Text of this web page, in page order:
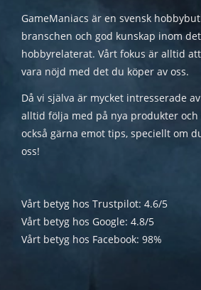
GameManiacs är en svensk
branschen och god kunskap inom
hobbyrelaterat. Vårt fokus är alltid
vara nöjd med det du köper av oss.
Då vi själva är mycket intresserade
alltid följa med på nya produkter
också gärna emot tips, speciellt om
oss!
Vårt betyg hos Trustpilot: 4.6/5
Vårt betyg hos Google: 4.8/5
Vårt betyg hos Facebook: 98%